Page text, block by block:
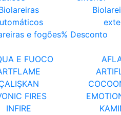
e fogões% Desconto
E FUOCO
FIRES
INFIRE